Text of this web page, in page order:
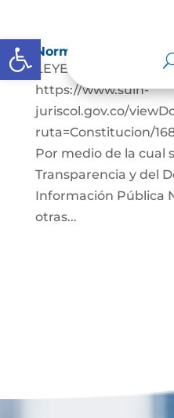
Abrir barra de
Normatividad
LEYES: Constitución
https://www.suin-
juriscol.gov.co/
ruta=Constitucion/
Por medio de la cual
Transparencia y del
Información Pública
otras...